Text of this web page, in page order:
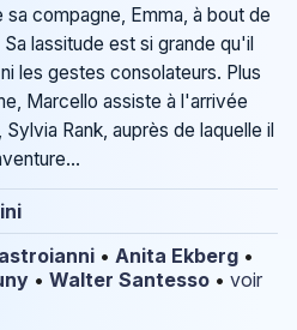
compagne, Emma, à bout de
lassitude est si grande qu'il
les gestes consolateurs. Plus
Marcello assiste à l'arrivée
Rank, auprès de laquelle il
• Anita Ekberg •
• Walter Santesso • voir